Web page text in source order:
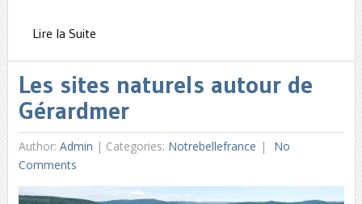
Lire la Suite
Les sites naturels autour de
Gérardmer
Author: Admin | Categories: Notrebellefrance
No
Comments